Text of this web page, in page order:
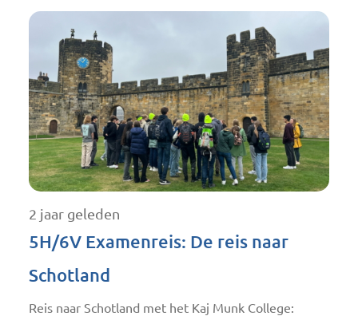
2 jaar geleden
5H/6V Examenreis: De reis naar
Schotland
Reis naar Schotland met het Kaj Munk College: